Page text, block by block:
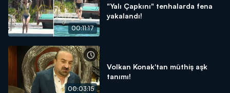
00:11:17
"Yalı Çapkını" tenhalarda fena
yakalandı!
00:03:15
Volkan Konak'tan müthiş aşk
tanımı!